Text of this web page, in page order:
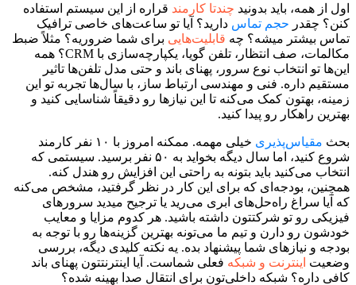
اول از همه، باید بدونید چندتا کارمند قراره از این سیستم استفاده
کنن؟ چقدر حجم تماس دارید؟ آیا تو ساعت‌های خاصی ترافیک
تماس بیشتر میشه؟ چه قابلیت‌هایی برای شما ضروریه؟ مثلاً ضبط
مکالمات، صف انتظار، تلفن گویا، یکپارچه‌سازی با CRM؟ همه
این‌ها تو انتخاب نوع سرور، پهنای باند و حتی مدل تلفن‌ها تاثیر
مستقیم داره. فنی و مهندسی ارتباط ساز، با سال‌ها تجربه تو این
زمینه، بهتون کمک می‌کنه تا این نیازها رو دقیقاً شناسایی کنید و
بهترین راهکار رو پیدا کنید.
بحث مقیاس‌پذیری
خیلی مهمه. ممکنه امروز با ۱۰ نفر کارمند
شروع کنید، اما سال دیگه بخواید به ۵۰ نفر برسید. سیستمی که
انتخاب می‌کنید باید بتونه به راحتی این افزایش رو هندل کنه.
همچنین، بودجه‌ای که برای این کار در نظر گرفتید، مشخص می‌کنه
که آیا سراغ راه‌حل‌های ابری می‌رید یا ترجیح میدید سرورهای
فیزیکی رو تو شرکتتون داشته باشید. هر کدوم مزایا و معایب
خودشون رو دارن و تیم ما می‌تونه بهترین گزینه‌ها رو با توجه به
بودجه و نیازهای شما پیشنهاد بده. یه نکته کلیدی دیگه، بررسی
وضعیت اینترنت و شبکه فعلی شماست. آیا اینترنتتون پهنای باند
کافی داره؟ شبکه داخلی‌تون برای انتقال صدا بهینه شده؟